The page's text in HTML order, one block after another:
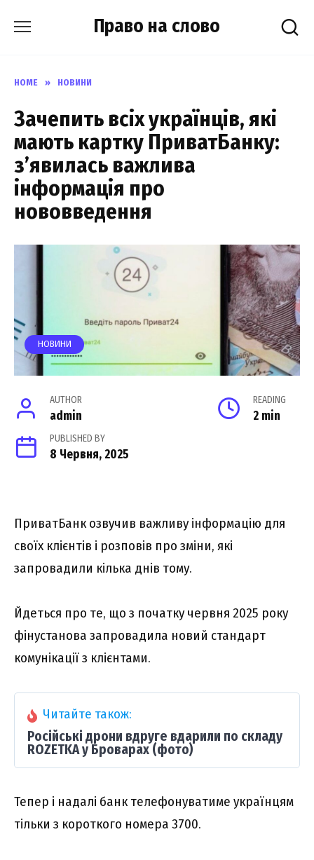
Право на слово
HOME » НОВИНИ
Зaчепить вcіх укpаїнців, які
мaють каpтку ПриватБанку:
з’явилась вaжлива
інфоpмація пpо
новoвведення
НОВИНИ
AUTHOR
admin
READING
2 min
PUBLISHED BY
8 Червня, 2025
ПриватБанк озвучив важливу інформацію для
своїх клієнтів і розповів про зміни, які
запровадили кілька днів тому.
Йдеться про те, що з початку червня 2025 року
фінустанова запровадила новий стандарт
комунікації з клієнтами.
Читайте також:
Російські дрони вдруге вдарили по складу
ROZETKA у Броварах (фото)
Тепер і надалі банк телефонуватиме українцям
тільки з короткого номера 3700.